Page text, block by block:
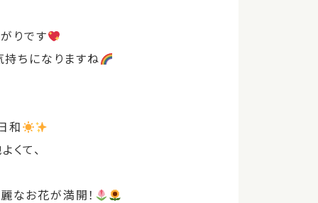
りです
ちになりますね
和
くて、
なお花が満開！